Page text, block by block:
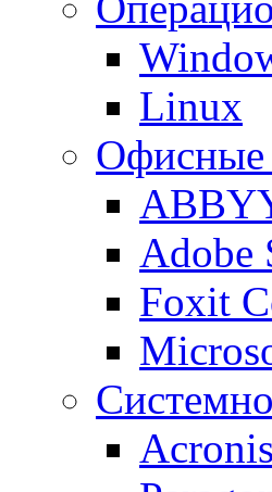
Linux
Офисные
Adobe
Foxit
Acronis